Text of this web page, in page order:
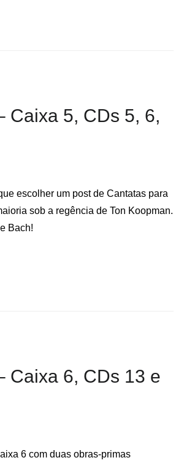
Caixa 5, CDs 5, 6,
escolher um post de Cantatas para
sob a regência de Ton Koopman.
Bach!
Caixa 6, CDs 13 e
6 com duas obras-primas